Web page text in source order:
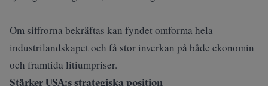
Om siffrorna bekräftas kan fyndet omforma hela
industrilandskapet och få stor inverkan på både ekonomin
och framtida litiumpriser.
Stärker USA:s strategiska position